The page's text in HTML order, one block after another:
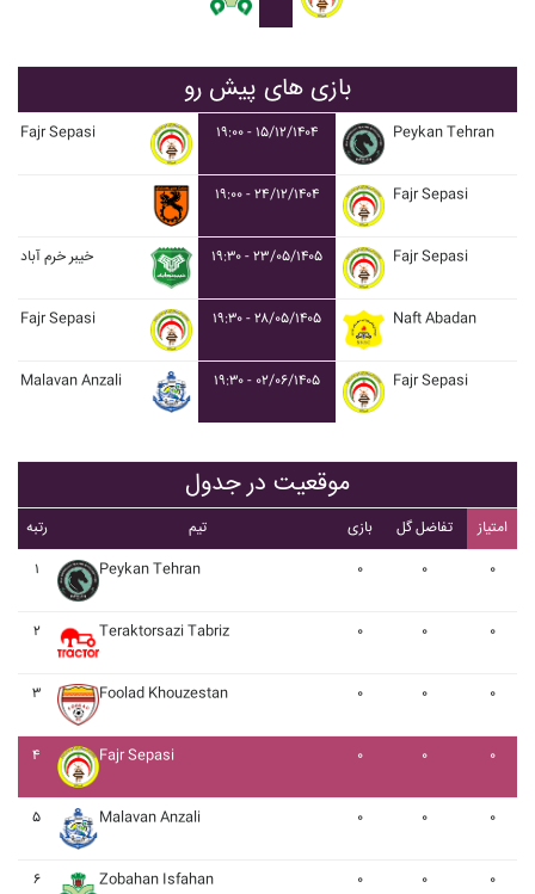
بازی های پیش رو
Fajr Sepasi ۱۹:۰۰ - ۱۵/۱۲/۱۴۰۴ Peykan Tehran
۱۹:۰۰ - ۲۴/۱۲/۱۴۰۴ Fajr Sepasi
خيبر خرم آباد ۱۹:۳۰ - ۲۳/۰۵/۱۴۰۵ Fajr Sepasi
Fajr Sepasi ۱۹:۳۰ - ۲۸/۰۵/۱۴۰۵ Naft Abadan
Malavan Anzali ۱۹:۳۰ - ۰۲/۰۶/۱۴۰۵ Fajr Sepasi
موقعیت در جدول
رتبه تیم بازی تفاضل گل
امتیاز
۱
Peykan Tehran ۰ ۰ ۰
۲ Teraktorsazi Tabriz ۰ ۰ ۰
۳ Foolad Khouzestan ۰ ۰ ۰
۴ Fajr Sepasi ۰ ۰ ۰
۵ Malavan Anzali ۰ ۰ ۰
۶ Zobahan Isfahan ۰ ۰ ۰